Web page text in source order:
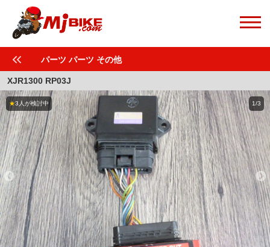
パーツ パーツ その他
XJR1300 RP03J
1/3
★3人が検討中